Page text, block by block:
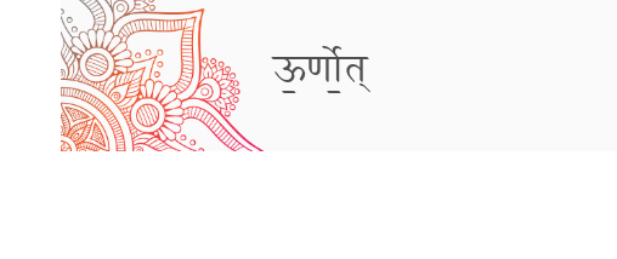
ऊ॒र्णो॒त्